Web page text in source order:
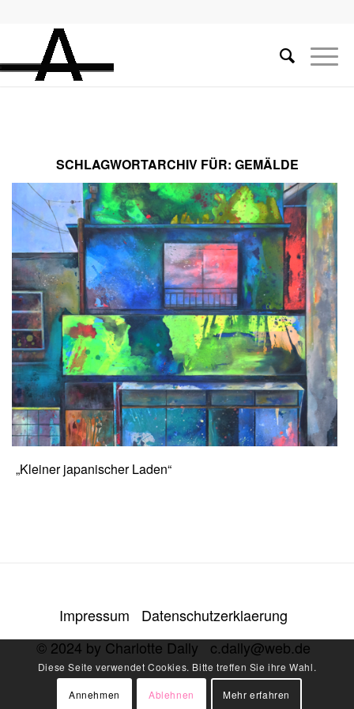
SCHLAGWORTARCHIV FÜR: GEMÄLDE
„Kleiner japanischer Laden“
Impressum
Datenschutzerklaerung
© 2024 by Charlotte Dally
c.dally@web.de
Diese Seite verwendet Cookies. Bitte treffen Sie ihre Wahl.
Annehmen Ablehnen Mehr erfahren